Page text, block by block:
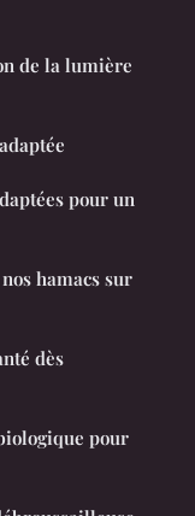
de la lumière
pour un
hamacs sur
dès
pour